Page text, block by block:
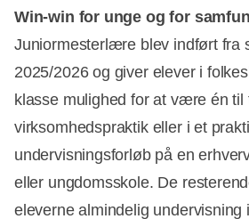
Win-win for unge og for
Juniormesterlære blev indført fra
2025/2026 og giver elever i
klasse mulighed for at være én til
virksomhedspraktik eller i et
undervisningsforløb på en
eller ungdomsskole. De
eleverne almindelig undervisning